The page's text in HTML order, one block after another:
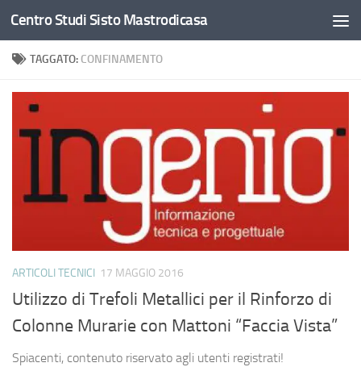
Salta al contenuto
Centro Studi Sisto Mastrodicasa
TAGGATO: CONFINAMENTO
ARTICOLI TECNICI 17 MAGGIO 2016
Utilizzo di Trefoli Metallici per il Rinforzo di
Colonne Murarie con Mattoni “Faccia Vista”
Spiacenti, contenuto riservato agli utenti registrati!